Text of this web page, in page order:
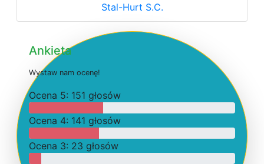
Stal-Hurt S.C.
Ankieta
Wystaw nam ocenę!
Ocena 5: 151 głosów
Ocena 4: 141 głosów
Ocena 3: 23 głosów